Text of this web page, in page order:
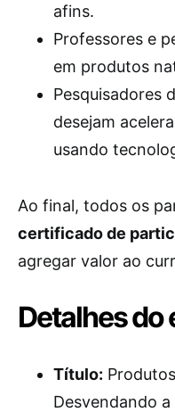
afins.
Professores e
em produtos
Pesquisadores
desejam
usando
Ao final, todos os
certificado de
agregar valor ao
Detalhes do
Título:
Desvendando